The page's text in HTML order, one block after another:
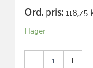
Ord. pris:118,75
I lager
-
Tensospray,
klisterspray
300ml
+